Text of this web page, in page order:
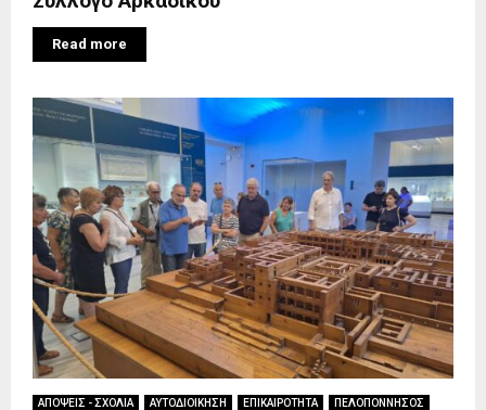
Read more
ΑΠΟΨΕΙΣ - ΣΧΟΛΙΑ ΑΥΤΟΔΙΟΙΚΗΣΗ ΕΠΙΚΑΙΡΟΤΗΤΑ ΠΕΛΟΠΟΝΝΗΣΟΣ